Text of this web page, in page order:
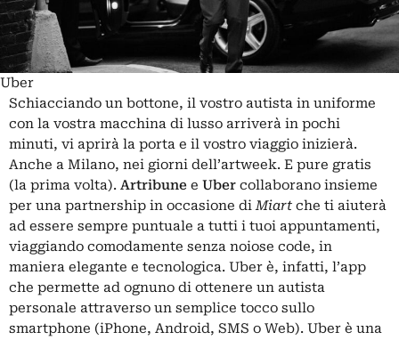
Uber
Schiacciando un bottone, il vostro autista in uniforme
con la vostra macchina di lusso arriverà in pochi
minuti, vi aprirà la porta e il vostro viaggio inizierà.
Anche a Milano, nei giorni dell’artweek. E pure gratis
(la prima volta). Artribune e Uber collaborano insieme
per una partnership in occasione diMiart che ti aiuterà
ad essere sempre puntuale a tutti i tuoi appuntamenti,
viaggiando comodamente senza noiose code, in
maniera elegante e tecnologica. Uber è, infatti, l’app
che permette ad ognuno di ottenere un autista
personale attraverso un semplice tocco sullo
smartphone (iPhone, Android, SMS o Web). Uber è una